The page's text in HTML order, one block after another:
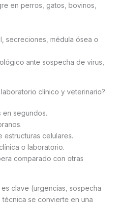
en perros, gatos, bovinos,
secreciones, médula ósea o
ante sospecha de virus,
clínico y veterinario?
en segundos.
estructuras celulares.
o laboratorio.
comparado con otras
clave (urgencias, sospecha
se convierte en una